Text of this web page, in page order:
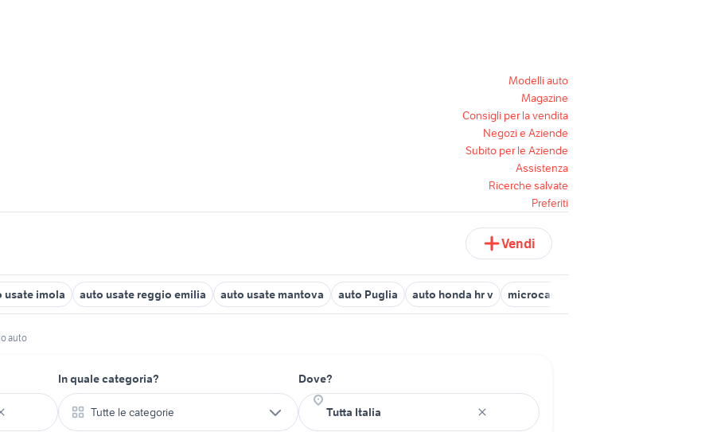
Modelli auto
Magazine
Consigli per la vendita
Negozi e Aziende
Subito per le Aziende
Assistenza
Ricerche salvate
Preferiti
Vendi
usate imola auto usate reggio emilia auto usate mantova auto Puglia auto honda hr v microcar auto
auto
In quale categoria?
Tutte le categorie
Dove?